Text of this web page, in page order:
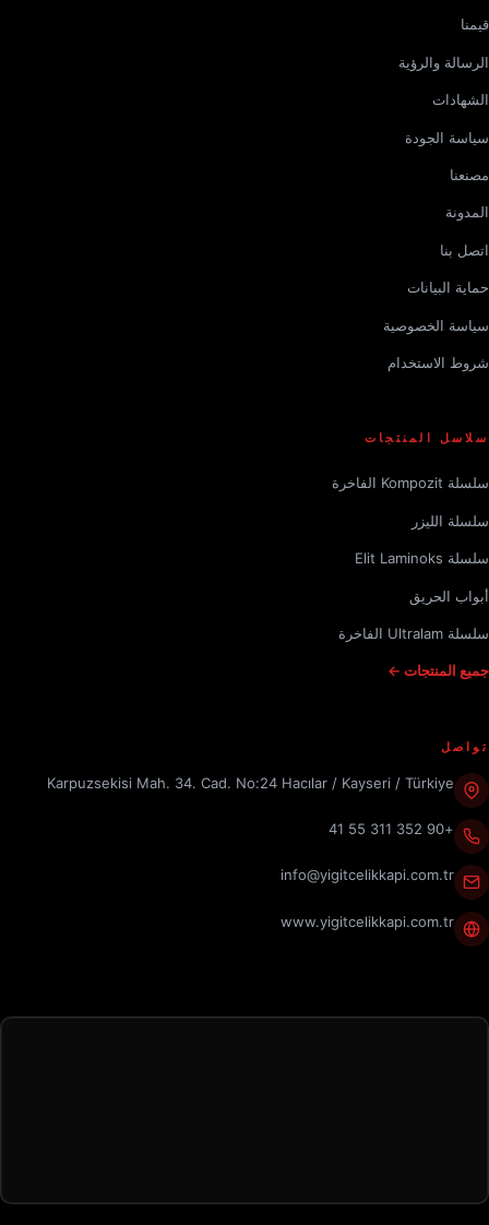
قيمنا
الرسالة والرؤية
الشهادات
سياسة الجودة
مصنعنا
المدونة
اتصل بنا
حماية البيانات
سياسة الخصوصية
شروط الاستخدام
سلاسل المنتجات
سلسلة Kompozit الفاخرة
سلسلة الليزر
سلسلة Elit Laminoks
أبواب الحريق
سلسلة Ultralam الفاخرة
جميع المنتجات ←
تواصل
Karpuzsekisi Mah. 34. Cad. No:24 Hacılar / Kayseri / Türkiye
+90 352 311 55 41
info@yigitcelikkapi.com.tr
www.yigitcelikkapi.com.tr